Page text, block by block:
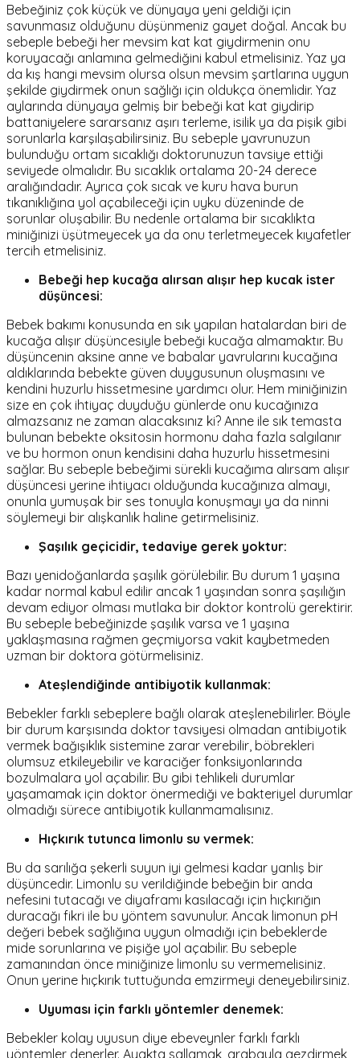
Bebeğiniz çok küçük ve dünyaya yeni geldiği için
savunmasız olduğunu düşünmeniz gayet doğal. Ancak bu
sebeple bebeği her mevsim kat kat giydirmenin onu
koruyacağı anlamına gelmediğini kabul etmelisiniz. Yaz ya
da kış hangi mevsim olursa olsun mevsim şartlarına uygun
şekilde giydirmek onun sağlığı için oldukça önemlidir. Yaz
aylarında dünyaya gelmiş bir bebeği kat kat giydirip
battaniyelere sararsanız aşırı terleme, isilik ya da pişik gibi
sorunlarla karşılaşabilirsiniz. Bu sebeple yavrunuzun
bulunduğu ortam sıcaklığı doktorunuzun tavsiye ettiği
seviyede olmalıdır. Bu sıcaklık ortalama 20-24 derece
aralığındadır. Ayrıca çok sıcak ve kuru hava burun
tıkanıklığına yol açabileceği için uyku düzeninde de
sorunlar oluşabilir. Bu nedenle ortalama bir sıcaklıkta
miniğinizi üşütmeyecek ya da onu terletmeyecek kıyafetler
tercih etmelisiniz.
Bebeği hep kucağa alırsan alışır hep kucak ister
düşüncesi:
Bebek bakımı konusunda en sık yapılan hatalardan biri de
kucağa alışır düşüncesiyle bebeği kucağa almamaktır. Bu
düşüncenin aksine anne ve babalar yavrularını kucağına
aldıklarında bebekte güven duygusunun oluşmasını ve
kendini huzurlu hissetmesine yardımcı olur. Hem miniğinizin
size en çok ihtiyaç duyduğu günlerde onu kucağınıza
almazsanız ne zaman alacaksınız ki? Anne ile sık temasta
bulunan bebekte oksitosin hormonu daha fazla salgılanır
ve bu hormon onun kendisini daha huzurlu hissetmesini
sağlar. Bu sebeple bebeğimi sürekli kucağıma alırsam alışır
düşüncesi yerine ihtiyacı olduğunda kucağınıza almayı,
onunla yumuşak bir ses tonuyla konuşmayı ya da ninni
söylemeyi bir alışkanlık haline getirmelisiniz.
Şaşılık geçicidir, tedaviye gerek yoktur:
Bazı yenidoğanlarda şaşılık görülebilir. Bu durum 1 yaşına
kadar normal kabul edilir ancak 1 yaşından sonra şaşılığın
devam ediyor olması mutlaka bir doktor kontrolü gerektirir.
Bu sebeple bebeğinizde şaşılık varsa ve 1 yaşına
yaklaşmasına rağmen geçmiyorsa vakit kaybetmeden
uzman bir doktora götürmelisiniz.
Ateşlendiğinde antibiyotik kullanmak:
Bebekler farklı sebeplere bağlı olarak ateşlenebilirler. Böyle
bir durum karşısında doktor tavsiyesi olmadan antibiyotik
vermek bağışıklık sistemine zarar verebilir, böbrekleri
olumsuz etkileyebilir ve karaciğer fonksiyonlarında
bozulmalara yol açabilir. Bu gibi tehlikeli durumlar
yaşamamak için doktor önermediği ve bakteriyel durumlar
olmadığı sürece antibiyotik kullanmamalısınız.
Hıçkırık tutunca limonlu su vermek:
Bu da sarılığa şekerli suyun iyi gelmesi kadar yanlış bir
düşüncedir. Limonlu su verildiğinde bebeğin bir anda
nefesini tutacağı ve diyaframı kasılacağı için hıçkırığın
duracağı fikri ile bu yöntem savunulur. Ancak limonun pH
değeri bebek sağlığına uygun olmadığı için bebeklerde
mide sorunlarına ve pişiğe yol açabilir. Bu sebeple
zamanından önce miniğinize limonlu su vermemelisiniz.
Onun yerine hıçkırık tuttuğunda emzirmeyi deneyebilirsiniz.
Uyuması için farklı yöntemler denemek:
Bebekler kolay uyusun diye ebeveynler farklı farklı
yöntemler denerler. Ayakta sallamak, arabayla gezdirmek